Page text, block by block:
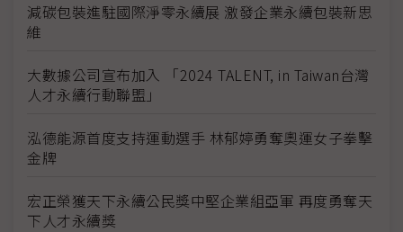
減碳包裝進駐國際淨零永續展 激發企業永續包裝新思
維
大數據公司宣布加入 「2024 TALENT, in Taiwan台灣
人才永續行動聯盟」
泓德能源首度支持運動選手 林郁婷勇奪奧運女子拳擊
金牌
宏正榮獲天下永續公民獎中堅企業組亞軍 再度勇奪天
下人才永續獎